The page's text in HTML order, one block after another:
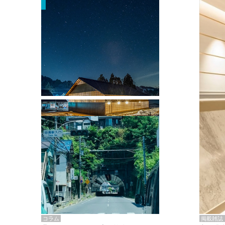
掲載雑誌
掲載雑誌・書籍
『街歩き研修「アールデコとモダニズ
ム、和風バロック」』のレポート記事が
掲載
コラム